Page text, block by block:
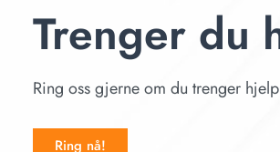
Trenger du
Ring oss gjerne om du trenger
Ring nå!